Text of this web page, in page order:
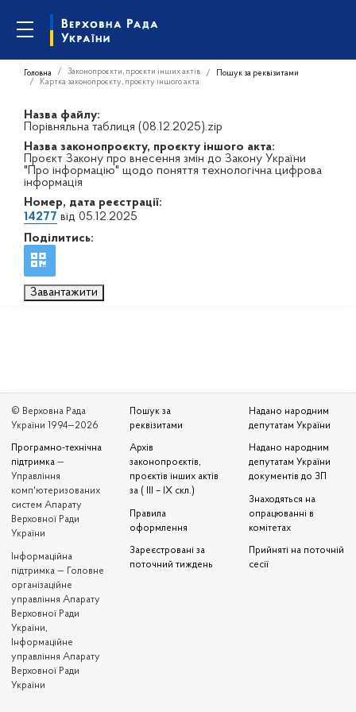
Головна Законопроєкти, проєкти інших актів
Пошук за реквізитами
Картка законопроєкту, проєкту іншого акта
Назва файлу:
Порівняльна таблиця (08.12.2025).zip
Назва законопроєкту, проєкту іншого акта:
Проєкт Закону про внесення змін до Закону України
"Про інформацію" щодо поняття технологічна цифрова
інформація
Номер, дата реєстрації:
14277 від 05.12.2025
Поділитись:
Завантажити
© Верховна Рада
України 1994—2026
Програмно-технічна
підтримка —
Управління
комп'ютеризованих
систем Апарату
Верховної Ради
України
Iнформаційна
підтримка — Головне
організаційне
управління Апарату
Верховної Ради
України,
Інформаційне
управління Апарату
Верховної Ради
України
Пошук за
реквізитами
Архів
законопроєктів,
проєктів інших актів
за ( III – IX скл.)
Правила
оформлення
Зареєстровані за
поточний тиждень
Надано народним
депутатам України
Надано народним
депутатам України
документів до ЗП
Знаходяться на
опрацюванні в
комітетах
Прийняті на поточній
сесії